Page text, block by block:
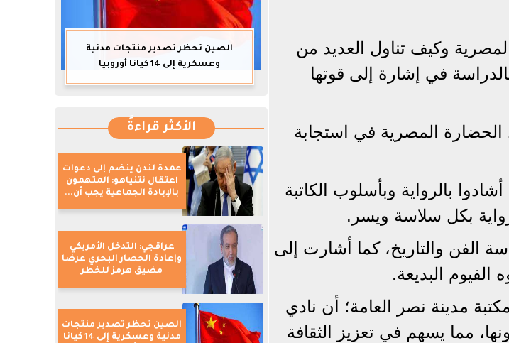
وكيف تناول العديد من
في إشارة إلى قوتها
المصرية في استجابة
بالرواية وبأسلوب الكاتبة
بكل سلاسة ويسر.
الفن والتاريخ، كما أشارت إلى
البديعة.
مدينة نصر العامة؛ أن نادي
مما يسهم في تعزيز الثقافة
الصين تحظر تصدير منتجات مدنية
وعسكرية إلى 14 كيانا أوروبيا
الأكثر قراءةً
عمدة لندن ينضم إلى دعوات
اعتقال نتنياهو: المتهمون
بالإبادة الجماعية يجب أن...
عراقجي: التدخل الأمريكي
وإعادة الحصار البحري عرضا
مضيق هرمز للخطر
الصين تحظر تصدير منتجات
مدنية وعسكرية إلى 14 كيانا